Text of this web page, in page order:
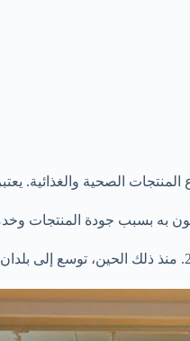
الصحية والغذائية.
به بسبب جودة المنتجات